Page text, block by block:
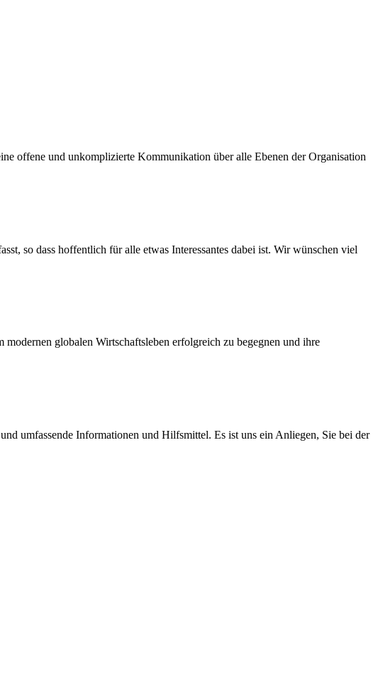
offene und unkomplizierte Kommunikation über alle Ebenen der Organisation
so dass hoffentlich für alle etwas Interessantes dabei ist. Wir wünschen viel
globalen Wirtschaftsleben erfolgreich zu begegnen und ihre
umfassende Informationen und Hilfsmittel. Es ist uns ein Anliegen, Sie bei der